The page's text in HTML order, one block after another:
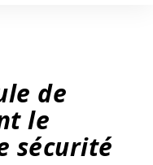
de
le
sécurité